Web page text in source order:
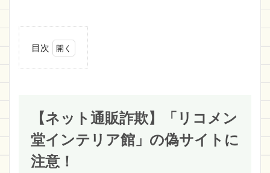
目次
欺】
「リ
コメ
ン堂
イン
【ネット通販詐欺】「リコメン
堂インテリア館」の偽サイトに
注意！